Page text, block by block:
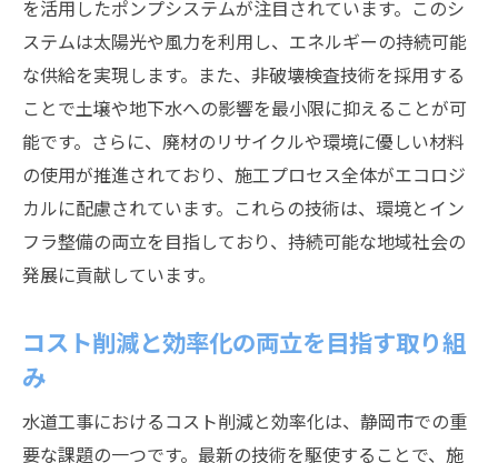
を活用したポンプシステムが注目されています。このシ
ステムは太陽光や風力を利用し、エネルギーの持続可能
な供給を実現します。また、非破壊検査技術を採用する
ことで土壌や地下水への影響を最小限に抑えることが可
能です。さらに、廃材のリサイクルや環境に優しい材料
の使用が推進されており、施工プロセス全体がエコロジ
カルに配慮されています。これらの技術は、環境とイン
フラ整備の両立を目指しており、持続可能な地域社会の
発展に貢献しています。
コスト削減と効率化の両立を目指す取り組
み
水道工事におけるコスト削減と効率化は、静岡市での重
要な課題の一つです。最新の技術を駆使することで、施